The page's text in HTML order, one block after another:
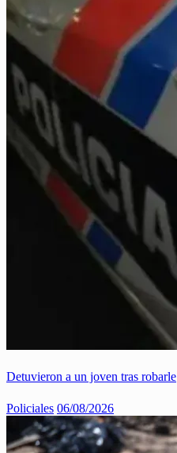
Detuvieron a un joven tras robarle
Policiales 06/08/2026